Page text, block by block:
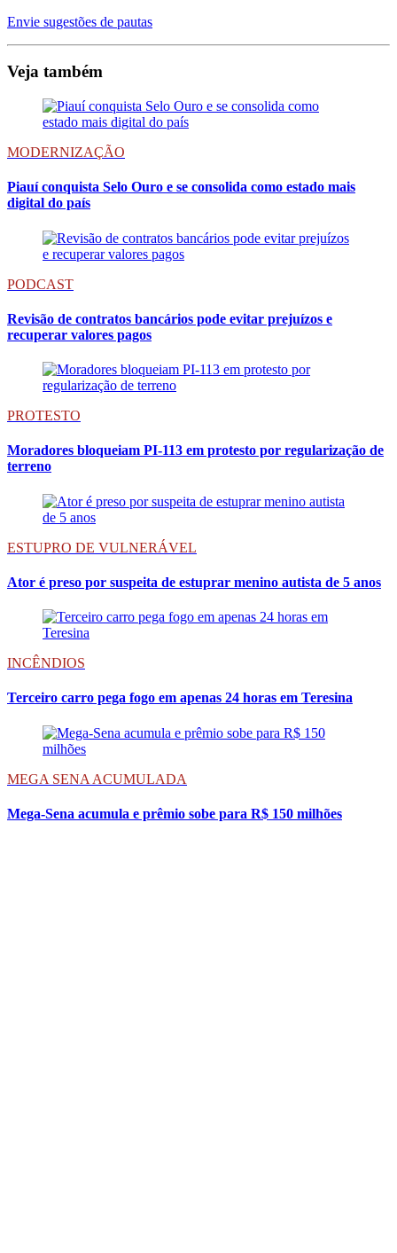
Envie sugestões de pautas
Veja também
MODERNIZAÇÃO
Piauí conquista Selo Ouro e se consolida como estado mais
digital do país
PODCAST
Revisão de contratos bancários pode evitar prejuízos e
recuperar valores pagos
PROTESTO
Moradores bloqueiam PI-113 em protesto por regularização de
terreno
ESTUPRO DE VULNERÁVEL
Ator é preso por suspeita de estuprar menino autista de 5 anos
INCÊNDIOS
Terceiro carro pega fogo em apenas 24 horas em Teresina
MEGA SENA ACUMULADA
Mega-Sena acumula e prêmio sobe para R$ 150 milhões